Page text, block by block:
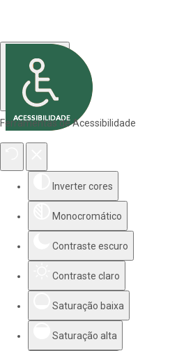
Ferramentas de Acessibilidade
Inverter cores
Monocromático
Contraste escuro
Contraste claro
Saturação baixa
Saturação alta